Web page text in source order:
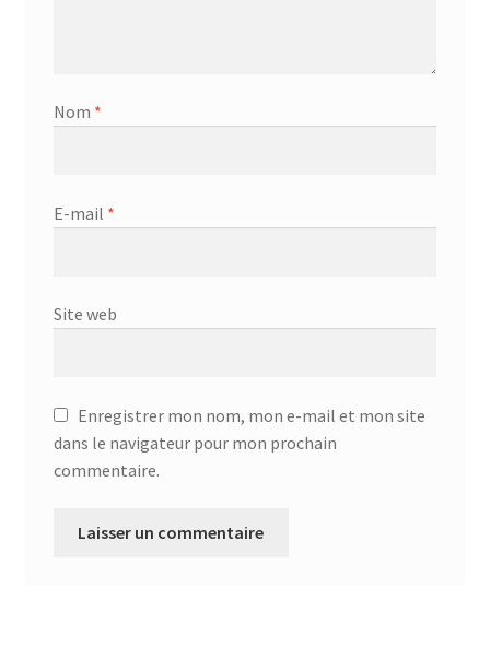
Nom *
E-mail *
Site web
Enregistrer mon nom, mon e-mail et mon site
dans le navigateur pour mon prochain
commentaire.